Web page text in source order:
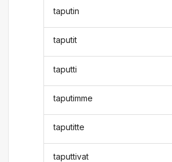
taputin
taputit
taputti
taputimme
taputitte
taputtivat